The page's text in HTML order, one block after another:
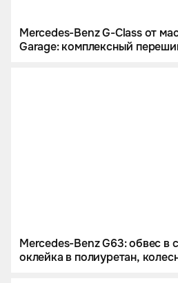
Mercedes-Benz G-Class от
Garage: комплексный
Mercedes-Benz G63: обвес в
оклейка в полиуретан,